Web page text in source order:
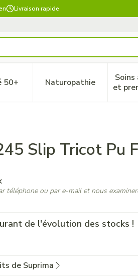
Livraison rapide
alimentation & vitamines
pour la catégorie Grossesse et
50+ le sous-menu pour la
NaturopathieAfficher le sous-
et
T58
Slip Tricot Pu
de l'évolution des stocks !
téléphone ou par e-mail et nous
de Suprima